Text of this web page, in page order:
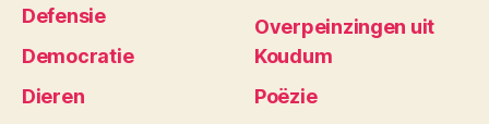
Defensie
Democratie
Dieren
Overpeinzingen uit
Koudum
Poëzie